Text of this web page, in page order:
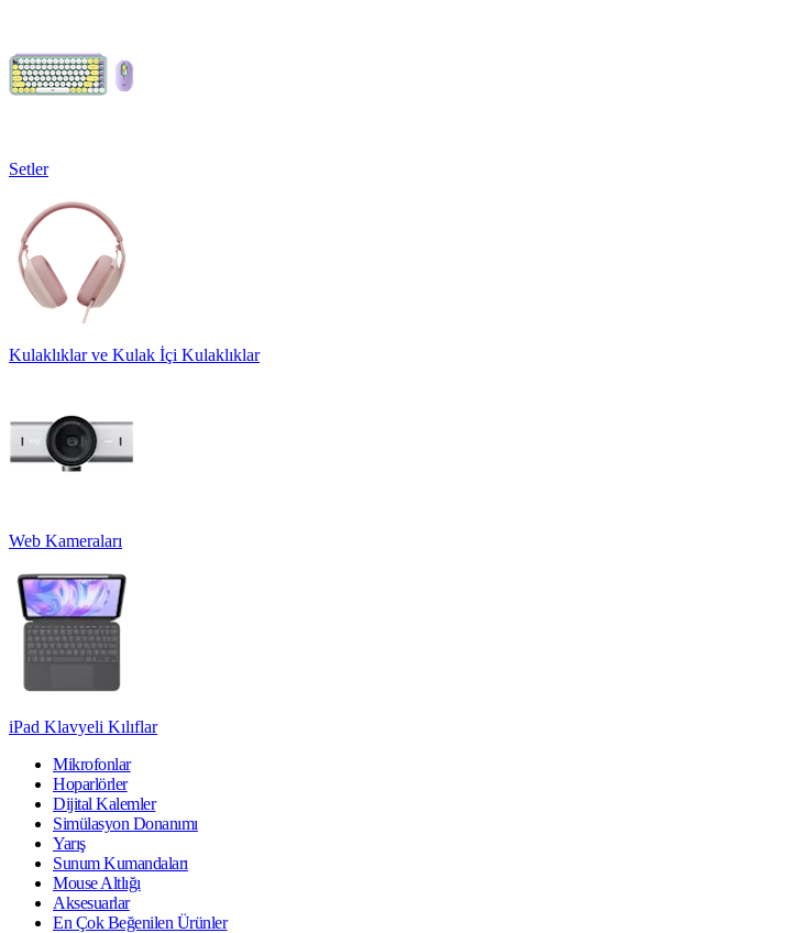
Setler
Kulaklıklar ve Kulak İçi Kulaklıklar
Web Kameraları
iPad Klavyeli Kılıflar
Mikrofonlar
Hoparlörler
Dijital Kalemler
Simülasyon Donanımı
Yarış
Sunum Kumandaları
Mouse Altlığı
Aksesuarlar
En Çok Beğenilen Ürünler